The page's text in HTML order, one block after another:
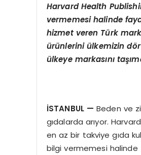
Harvard Health
vermemesi halinde
hizmet veren Türk
ürünlerini ülkemizin
ülkeye markasını
İSTANBUL — Beden ve
gıdalarda arıyor.
en az bir takviye gıda
bilgi vermemesi halinde